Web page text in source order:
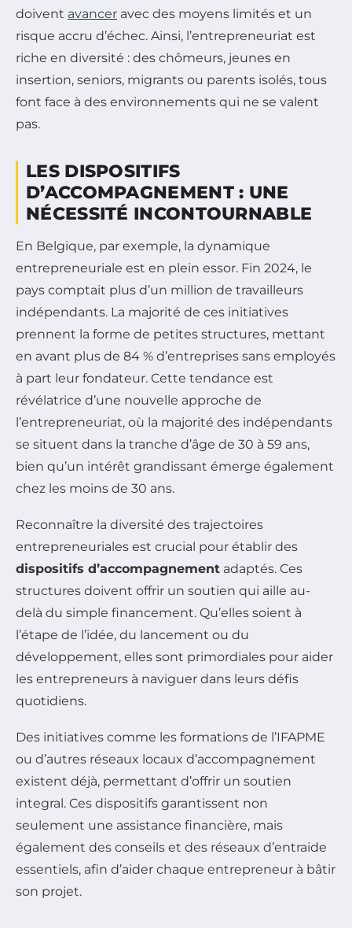
doivent avancer avec des moyens limités et un
risque accru d’échec. Ainsi, l’entrepreneuriat est
riche en diversité : des chômeurs, jeunes en
insertion, seniors, migrants ou parents isolés, tous
font face à des environnements qui ne se valent
pas.
LES DISPOSITIFS
D’ACCOMPAGNEMENT : UNE
NÉCESSITÉ INCONTOURNABLE
En Belgique, par exemple, la dynamique
entrepreneuriale est en plein essor. Fin 2024, le
pays comptait plus d’un million de travailleurs
indépendants. La majorité de ces initiatives
prennent la forme de petites structures, mettant
en avant plus de 84 % d’entreprises sans employés
à part leur fondateur. Cette tendance est
révélatrice d’une nouvelle approche de
l’entrepreneuriat, où la majorité des indépendants
se situent dans la tranche d’âge de 30 à 59 ans,
bien qu’un intérêt grandissant émerge également
chez les moins de 30 ans.
Reconnaître la diversité des trajectoires
entrepreneuriales est crucial pour établir des
dispositifs d’accompagnement adaptés. Ces
structures doivent offrir un soutien qui aille au-
delà du simple financement. Qu’elles soient à
l’étape de l’idée, du lancement ou du
développement, elles sont primordiales pour aider
les entrepreneurs à naviguer dans leurs défis
quotidiens.
Des initiatives comme les formations de l’IFAPME
ou d’autres réseaux locaux d’accompagnement
existent déjà, permettant d’offrir un soutien
integral. Ces dispositifs garantissent non
seulement une assistance financière, mais
également des conseils et des réseaux d’entraide
essentiels, afin d’aider chaque entrepreneur à bâtir
son projet.